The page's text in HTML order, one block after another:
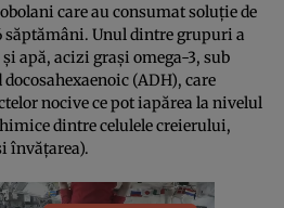
care au consumat soluţie de
săptămâni. Unul dintre grupuri a
apă, acizi graşi omega-3, sub
(ADH), care
nocive ce pot iapărea la nivelul
dintre celulele creierului,
învăţarea).